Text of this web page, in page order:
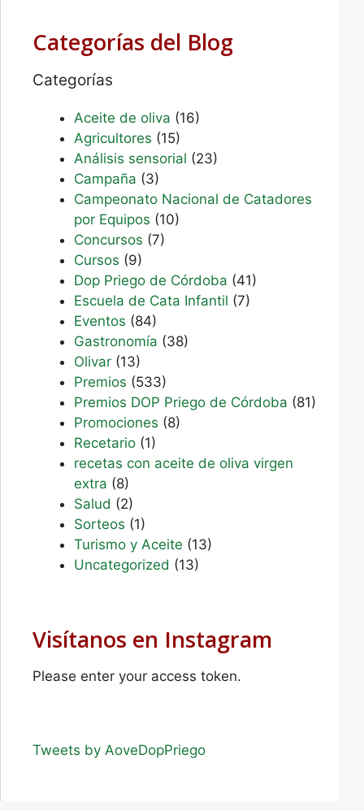
Categorías del Blog
Categorías
Aceite de oliva (16)
Agricultores (15)
Análisis sensorial (23)
Campaña (3)
Campeonato Nacional de Catadores
por Equipos (10)
Concursos (7)
Cursos (9)
Dop Priego de Córdoba (41)
Escuela de Cata Infantil (7)
Eventos (84)
Gastronomía (38)
Olivar (13)
Premios (533)
Premios DOP Priego de Córdoba (81)
Promociones (8)
Recetario (1)
recetas con aceite de oliva virgen
extra (8)
Salud (2)
Sorteos (1)
Turismo y Aceite (13)
Uncategorized (13)
Visítanos en Instagram
Please enter your access token.
Tweets by AoveDopPriego